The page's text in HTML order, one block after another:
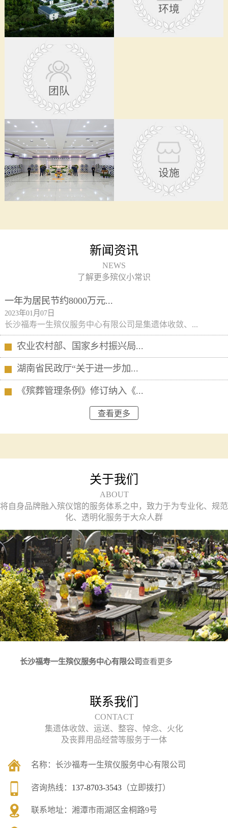
环境
团队
设施
新闻资讯
NEWS
了解更多殡仪小常识
一年为居民节约8000万元...
2023年01月07日
长沙福寿一生殡仪服务中心有限公司是集遗体收敛、...
农业农村部、国家乡村振兴局...
湖南省民政厅“关于进一步加...
《殡葬管理条例》修订纳入《...
查看更多
关于我们
ABOUT
将自身品牌融入殡仪馆的服务体系之中，致力于为专业化、规范
化、透明化服务于大众人群
长沙福寿一生殡仪服务中心有限公司查看更多
联系我们
CONTACT
集遗体收敛、运送、整容、悼念、火化
及丧葬用品经营等服务于一体
名称： 长沙福寿一生殡仪服务中心有限公司
咨询热线： 137-8703-3543（立即拨打）
联系地址： 湘潭市雨湖区金桐路9号